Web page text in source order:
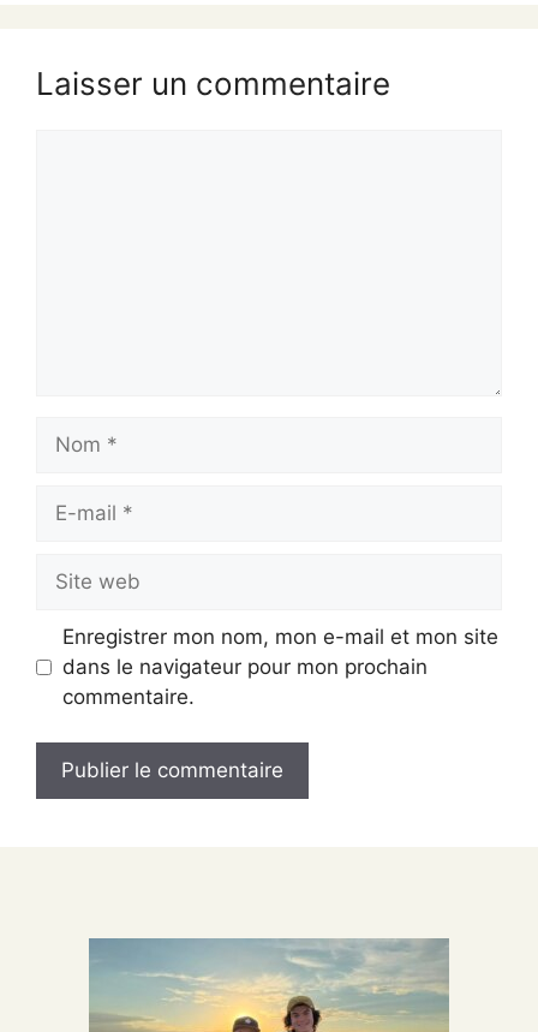
Laisser un commentaire
mail
web
Enregistrer mon nom, mon e-mail et mon site
dans le navigateur pour mon prochain
commentaire.